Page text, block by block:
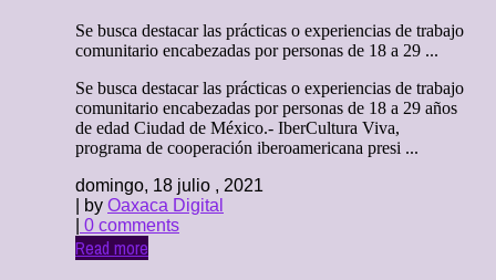
Se busca destacar las prácticas o experiencias de trabajo
comunitario encabezadas por personas de 18 a 29 ...
Se busca destacar las prácticas o experiencias de trabajo
comunitario encabezadas por personas de 18 a 29 años
de edad Ciudad de México.- IberCultura Viva,
programa de cooperación iberoamericana presi ...
domingo, 18 julio , 2021
| by Oaxaca Digital
0 comments
Read more